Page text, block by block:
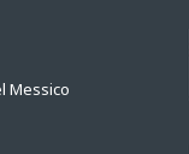
Messico